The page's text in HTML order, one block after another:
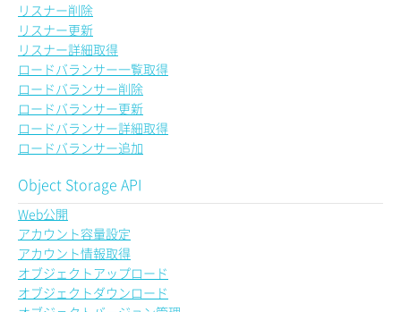
リスナー削除
リスナー更新
リスナー詳細取得
ロードバランサー一覧取得
ロードバランサー削除
ロードバランサー更新
ロードバランサー詳細取得
ロードバランサー追加
Object Storage API
Web公開
アカウント容量設定
アカウント情報取得
オブジェクトアップロード
オブジェクトダウンロード